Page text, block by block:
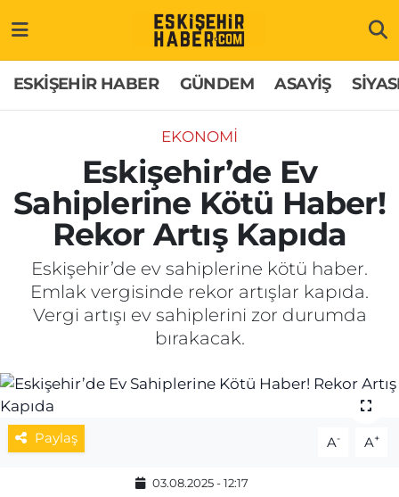
ESKİŞEHİR HABER GÜNDEM ASAYİŞ
EKONOMİ
Eskişehir’de Ev
Sahiplerine Kötü Haber!
Rekor Artış Kapıda
Eskişehir’de ev sahiplerine kötü haber.
Emlak vergisinde rekor artışlar kapıda.
Vergi artışı ev sahiplerini zor durumda
bırakacak.
Paylaş A- A+
03.08.2025 - 12:17
GÜNDEM
ASAYİŞ
SİYASET
EKONOMİ
SAĞLIK
SPOR
MAGAZİN
ESKİŞEHİRSPOR
Hakkımızda
İletişim
Künye
Odunpazarı Trafik Yoğunluk Haritası
Süper Lig Puan Durumu ve Fikstür
Tüm Manşetler
Son Dakika Haberleri
Haber Arşivi